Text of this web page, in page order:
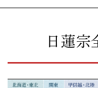
日蓮宗